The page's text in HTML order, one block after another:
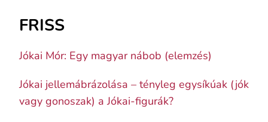
FRISS
Jókai Mór: Egy magyar nábob (elemzés)
Jókai jellemábrázolása – tényleg egysíkúak (jók
vagy gonoszak) a Jókai-figurák?